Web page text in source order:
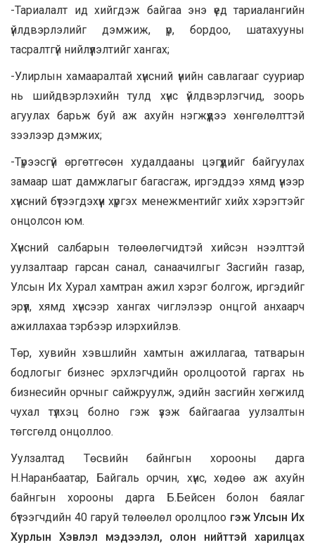
-Тариалалт ид хийгдэж байгаа энэ үед тариалангийн
үйлдвэрлэлийг дэмжиж, үр, бордоо, шатахууны
тасралтгүй нийлүүлэлтийг хангах;
-Улирлын хамааралтай хүнсний үнийн савлагааг сууриар
нь шийдвэрлэхийн тулд хүнс үйлдвэрлэгчид, зоорь
агуулах барьж буй аж ахуйн нэгжүүдээ хөнгөлөлттэй
зээлээр дэмжих;
-Түрээсгүй өргөтгөсөн худалдааны цэгүүдийг байгуулах
замаар шат дамжлагыг багасгаж, иргэддээ хямд үнээр
хүнсний бүтээгдэхүүн хүргэх менежментийг хийх хэрэгтэйг
онцолсон юм.
Хүнсний салбарын төлөөлөгчидтэй хийсэн нээлттэй
уулзалтаар гарсан санал, санаачилгыг Засгийн газар,
Улсын Их Хурал хамтран ажил хэрэг болгож, иргэдийг
эрүүл, хямд хүнсээр хангах чиглэлээр онцгой анхаарч
ажиллахаа тэрбээр илэрхийлэв.
Төр, хувийн хэвшлийн хамтын ажиллагаа, татварын
бодлогыг бизнес эрхлэгчдийн оролцоотой гаргах нь
бизнесийн орчныг сайжруулж, эдийн засгийн хөгжилд
чухал түлхэц болно гэж үзэж байгаагаа уулзалтын
төгсгөлд онцоллоо.
Уулзалтад Төсвийн байнгын хорооны дарга
Н.Наранбаатар, Байгаль орчин, хүнс, хөдөө аж ахуйн
байнгын хорооны дарга Б.Бейсен болон баялаг
бүтээгчдийн 40 гаруй төлөөлөл оролцлоо гэж Улсын Их
Хурлын Хэвлэл мэдээлэл, олон нийттэй харилцах